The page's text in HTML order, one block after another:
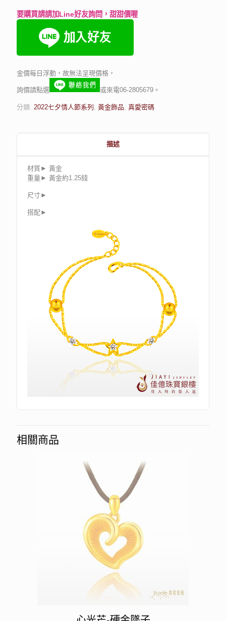
要購買請請加Line好友詢問，甜甜價喔
金價每日浮動，故無法呈現價格，
詢價請點選 或來電06-2805679。
分類: 2022七夕情人節系列 , 黃金飾品, 真愛密碼
描述
材質► 黃金
重量► 黃金約1.25錢
尺寸►
搭配►
相關商品